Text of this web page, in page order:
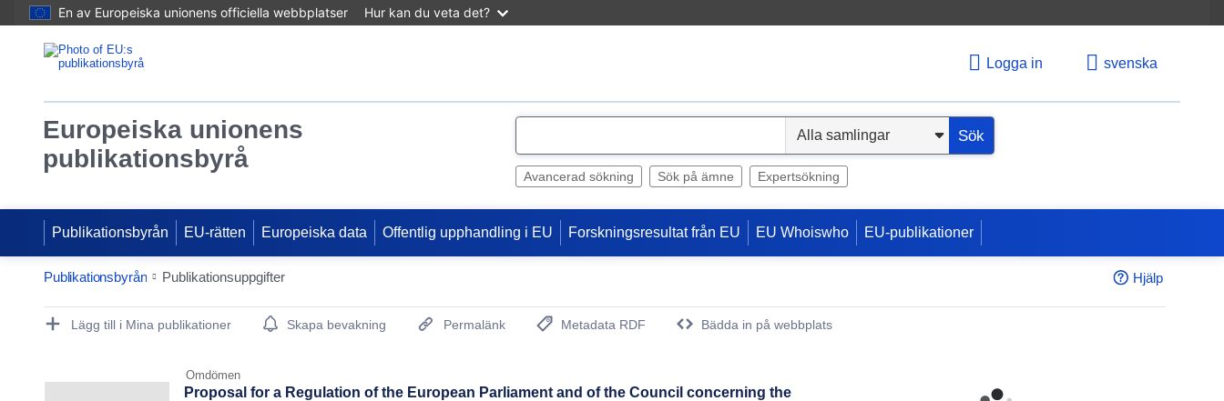
En av Europeiska unionens officiella webbplatser Hur kan du veta det?
Logga in svenska
Europeiska unionens
publikationsbyrå
e
Sök
Avancerad sökning Sök på ämne Expertsökning
Publikationsbyrån EU-rätten Europeiska data Offentlig upphandling i EU Forskningsresultat från EU EU Whoiswho EU-publikationer
Publikationsbyrån Publikationsuppgifter Hjälp
Publication Detail Actions Portlet
Lägg till i Mina publikationer Skapa bevakning Permalänk
Metadata RDF
Bädda in på webbplats
Omdömen
Proposal for a Regulation of the European Parliament and of the Council concerning the